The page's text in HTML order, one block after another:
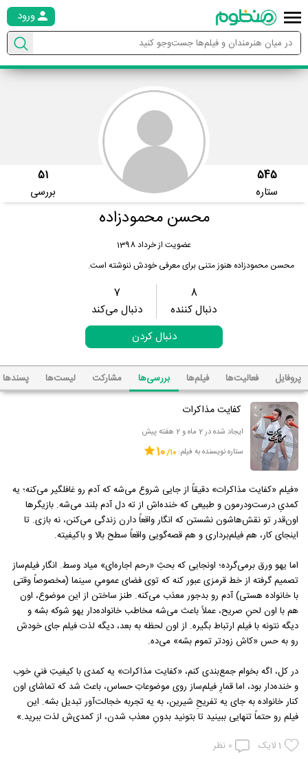
ورود
545
ستاره
51
بررسی
محسن محمودزاده
عضویت از خرداد 1398
محسن محمودزاده هنوز متنی برای معرفی خودش ننوشته است.
8
دنبال کننده
7
دنبال می‌کند
دنبال کردن
پروفایل فعالیت‌ها فیلم‌ها بررسی‌ها مشارکت لیست‌ها پسند‌ها
کفایت مذاکرات
ایجاد شده در 2 ماه و 2 هفته پیش
ستاره نویسنده به فیلم:
10
«فیلم «کفایت مذاکرات» دقیقاً از جایی شروع می‌شه که آدم رو غافلگیر می‌کنه؛ یه
کمدیِ درست‌ودرمون و طبیعی که خنده‌اش از ته دل آدم بلند می‌شه. بازیگرها
اون‌قدر تو نقش‌هاشون نشستن که انگار واقعاً دارن زندگی می‌کنن، نه بازی. تا
اینجای کار، هم فیلم‌برداری و هم قصه‌گویی واقعاً سطح بالا و باکیفیته.
اما یهو ورق برمی‌گرده؛ اونجایی که بحثِ «رحم اجاره‌ای» میاد وسط. انگار فیلم‌ساز
تصمیم گرفته از خط قرمزی عبور کنه که توی فضای عمومیِ سینما (مخصوصاً وقتی
با خانواده هستی) آدم رو بدجور معذب می‌کنه. طنز ساختن از این موضوع، اون
هم با اون لحنِ صریح، عملاً باعث می‌شه مخاطب خانواده‌دار یهو شوکه بشه و
دیگه نتونه با فیلم ارتباط بگیره. از اون لحظه به بعد، دیگه لذت فیلم جای خودش
رو به حس «کاش زودتر تموم بشه» می‌ده.
در کل، اگه بخوام جمع‌بندی کنم، «کفایت مذاکرات» یه کمدی با کیفیتِ فنیِ خوب
و خنده‌دار بود، اما قمارِ فیلم‌ساز روی موضوعاتِ حساس، باعث شد که تماشای اون
کنار خانواده به جای یه تفریحِ شیرین، به یه تجربه خجالت‌آور تبدیل بشه. این
فیلم رو حتماً تنهایی ببینید تا بتونید بدونِ معذب شدن، از کمدی‌ش لذت ببرید.»
1لایک 0 نظر